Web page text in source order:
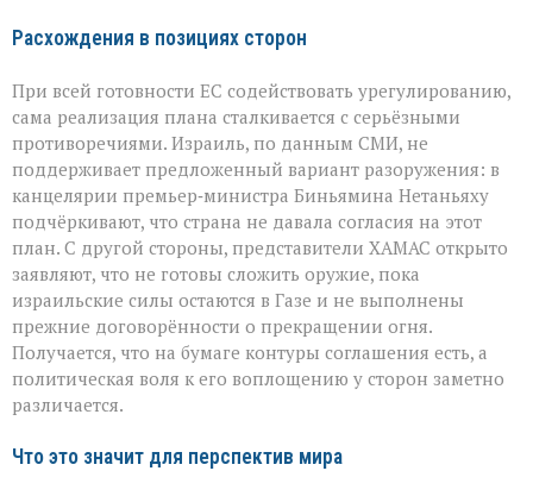
Расхождения в позициях сторон
При всей готовности ЕС содействовать урегулированию,
сама реализация плана сталкивается с серьёзными
противоречиями. Израиль, по данным СМИ, не
поддерживает предложенный вариант разоружения: в
канцелярии премьер‑министра Биньямина Нетаньяху
подчёркивают, что страна не давала согласия на этот
план. С другой стороны, представители ХАМАС открыто
заявляют, что не готовы сложить оружие, пока
израильские силы остаются в Газе и не выполнены
прежние договорённости о прекращении огня.
Получается, что на бумаге контуры соглашения есть, а
политическая воля к его воплощению у сторон заметно
различается.
Что это значит для перспектив мира